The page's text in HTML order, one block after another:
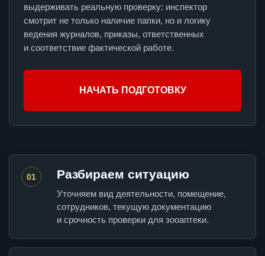
выдерживать реальную проверку: инспектор
смотрит не только наличие папки, но и логику
ведения журналов, приказы, ответственных
и соответствие фактической работе.
НАЧАТЬ ПОДГОТОВКУ
01 Разбираем ситуацию
Уточняем вид деятельности, помещение,
сотрудников, текущую документацию
и срочность проверки для зооаптеки.